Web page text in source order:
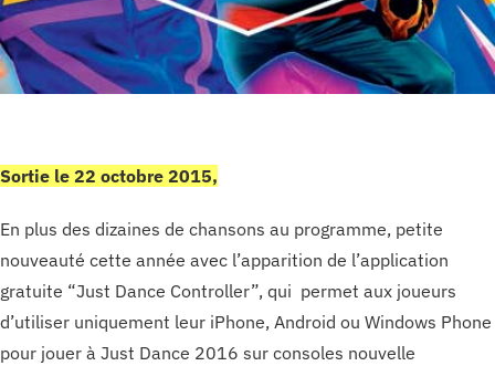
Sortie le 22 octobre 2015,
En plus des dizaines de chansons au programme, petite
nouveauté cette année avec l’apparition de l’application
gratuite “Just Dance Controller”, qui permet aux joueurs
d’utiliser uniquement leur iPhone, Android ou Windows Phone
pour jouer à Just Dance 2016 sur consoles nouvelle